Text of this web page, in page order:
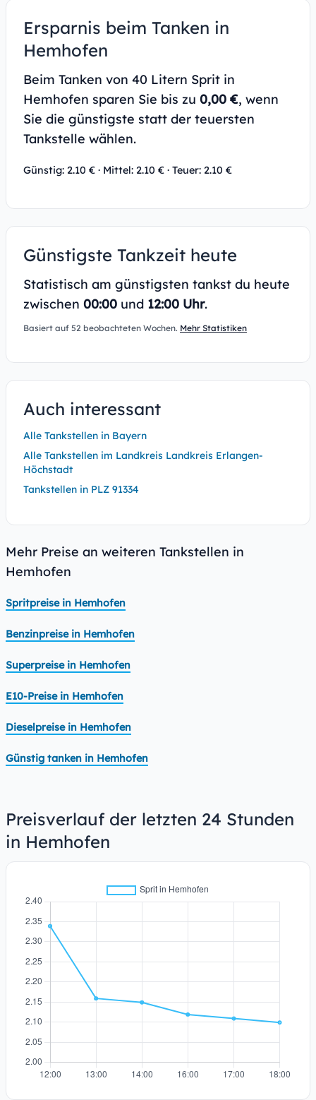
Ersparnis beim Tanken in
Hemhofen
Beim Tanken von 40 Litern Sprit in
Hemhofen sparen Sie bis zu 0,00 €, wenn
Sie die günstigste statt der teuersten
Tankstelle wählen.
Günstig: 2.10 € · Mittel: 2.10 € · Teuer: 2.10 €
Günstigste Tankzeit heute
Statistisch am günstigsten tankst du heute
zwischen 00:00 und 12:00 Uhr.
Basiert auf 52 beobachteten Wochen. Mehr Statistiken
Auch interessant
Alle Tankstellen in Bayern
Alle Tankstellen im Landkreis Landkreis Erlangen-
Höchstadt
Tankstellen in PLZ 91334
Mehr Preise an weiteren Tankstellen in
Hemhofen
Spritpreise in Hemhofen
Benzinpreise in Hemhofen
Superpreise in Hemhofen
E10-Preise in Hemhofen
Dieselpreise in Hemhofen
Günstig tanken in Hemhofen
Preisverlauf der letzten 24 Stunden
in Hemhofen